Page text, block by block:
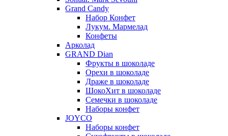
Grand Candy
Набор Конфет
Лукум. Мармелад
Конфеты
Арколад
GRAND Dian
Фрукты в шоколаде
Орехи в шоколаде
Драже в шоколаде
ШокоХит в шоколаде
Семечки в шоколаде
Наборы конфет
JOYCO
Наборы конфет